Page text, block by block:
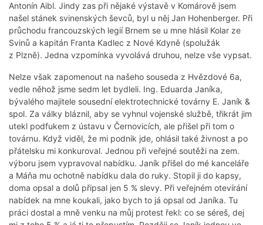
Antonín Aibl. Jindy zas při nějaké výstavě v Komárově jsem
našel stánek svinenských ševců, byl u něj Jan Hohenberger. Při
průchodu francouzských legií Brnem se u mne hlásil Kolar ze
Svinů a kapitán Franta Kadlec z Nové Kdyně (spolužák
z Plzně). Jedna vzpomínka vyvolává druhou, nelze vše vypsat.
Nelze však zapomenout na našeho souseda z Hvězdové 6a,
vedle něhož jsme sedm let bydleli. Ing. Eduarda Janíka,
bývalého majitele sousední elektrotechnické továrny E. Janík &
spol. Za války bláznil, aby se vyhnul vojenské službě, třikrát jim
utekl podfukem z ústavu v Černovicích, ale přišel při tom o
továrnu. Když viděl, že mi podnik jde, ohlásil také živnost a po
přátelsku mi konkuroval. Jednou při veřejné soutěži na zem.
výboru jsem vypravoval nabídku. Janík přišel do mé kanceláře
a Máňa mu ochotně nabídku dala do ruky. Stopil ji do kapsy,
doma opsal a dolů připsal jen 5 % slevy. Při veřejném otevírání
nabídek na mne koukali, jako bych to já opsal od Janíka. Tu
práci dostal a mně venku na můj protest řekl: co se séreš, dej